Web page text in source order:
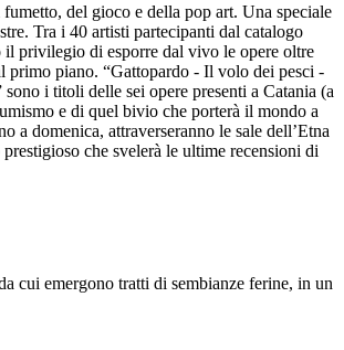
del gioco e della pop art. Una speciale
Tra i 40 artisti partecipanti dal catalogo
il privilegio di esporre dal vivo le opere oltre
primo piano. “Gattopardo - Il volo dei pesci -
i titoli delle sei opere presenti a Catania (a
e di quel bivio che porterà il mondo a
a domenica, attraverseranno le sale dell’Etna
che svelerà le ultime recensioni di
cui emergono tratti di sembianze ferine, in un